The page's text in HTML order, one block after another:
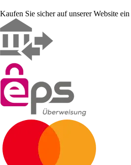
Kaufen Sie sicher auf unserer Website ein